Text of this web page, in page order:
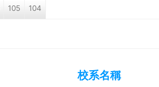
105 104
校系名稱